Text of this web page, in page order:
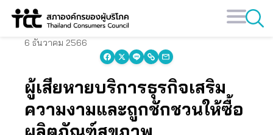
Skip
content
6 ธันวาคม 2566
ผู้เสียหายบริการธุรกิจเสริม
ความงามและถูกชักชวนให้ซื้อ